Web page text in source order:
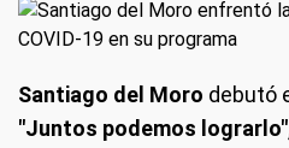
Santiago del Moro debutó
"Juntos podemos